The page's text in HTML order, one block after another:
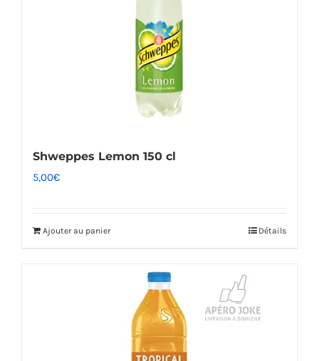
Shweppes Lemon 150 cl
5,00€
Ajouter au panier Détails